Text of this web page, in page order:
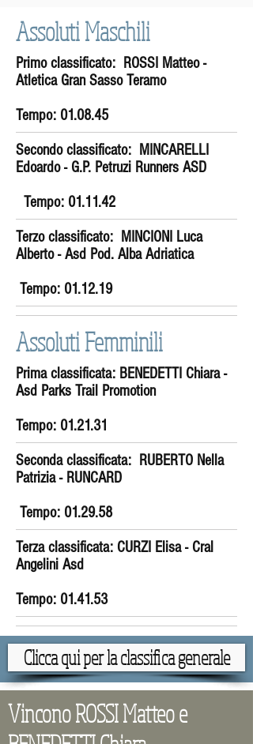
Assoluti Maschili
Primo classificato: ROSSI Matteo-
Atletica Gran Sasso Teramo
Tempo: 01.08.45
Secondo classificato: MINCARELLI
Edoardo- G.P. Petruzi Runners ASD
Tempo: 01.11.42
Terzo classificato: MINCIONI Luca
Alberto- Asd Pod. Alba Adriatica
Tempo: 01.12.19
Assoluti Femminili
Prima classificata: BENEDETTI Chiara-
Asd Parks Trail Promotion
Tempo: 01.21.31
Seconda classificata: RUBERTO Nella
Patrizia- RUNCARD
Tempo: 01.29.58
Terza classificata: CURZI Elisa- Cral
Angelini Asd
Tempo: 01.41.53
Clicca qui per la classifica generale
Vincono ROSSI Matteo e